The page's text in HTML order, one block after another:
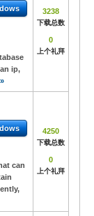
ip,
3238
下载总数
0
上个礼拜
can
4250
下载总数
0
上个礼拜